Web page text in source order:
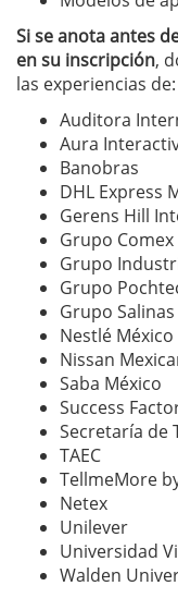
Si se anota antes
en su inscripción,
las experiencias de:
Auditora
Aura
Banobras
DHL Express
Gerens Hill
Grupo Comex
Grupo
Grupo
Grupo Salinas
Nestlé México
Nissan
Saba México
Success
Secretaría de
TAEC
TellmeMore
Netex
Unilever
Universidad
Walden